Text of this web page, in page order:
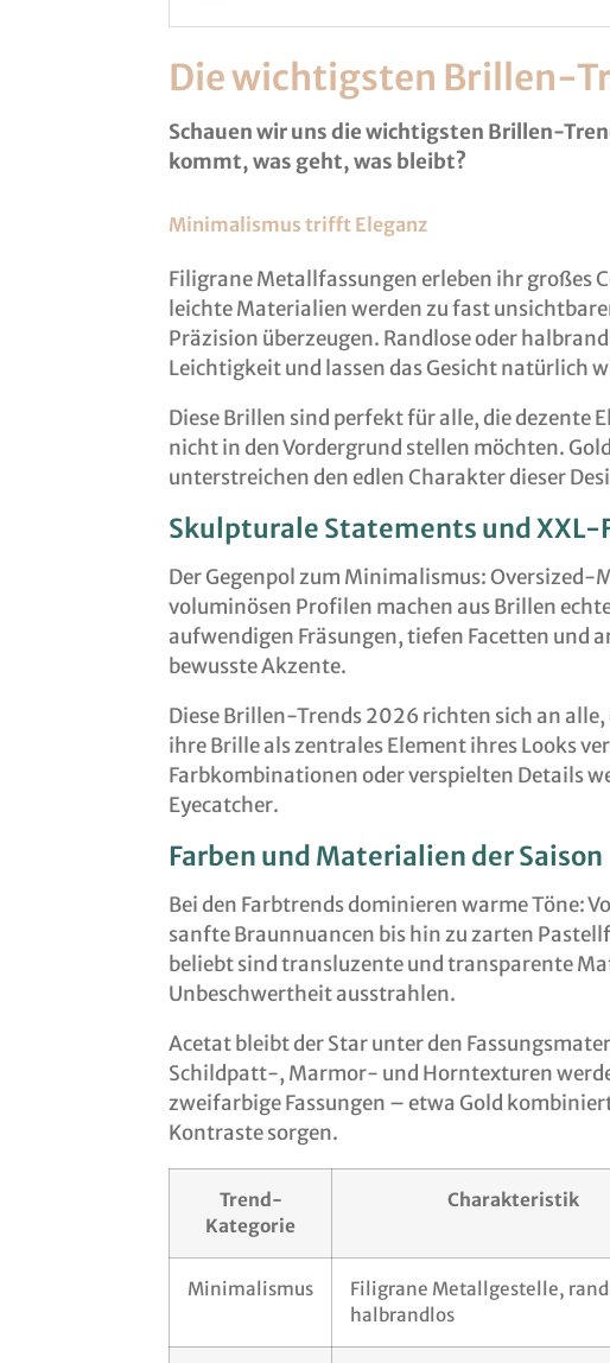
Die wichtigsten Brillen-
Schauen wir uns die wichtigsten Brillen-
kommt, was geht, was bleibt?
Minimalismus trifft Eleganz
Filigrane Metallfassungen erleben ihr großes
leichte Materialien werden zu fast
Präzision überzeugen. Randlose oder
Leichtigkeit und lassen das Gesicht natürlich
Diese Brillen sind perfekt für alle, die dezente
nicht in den Vordergrund stellen möchten.
unterstreichen den edlen Charakter dieser
Skulpturale Statements und XXL-
Der Gegenpol zum Minimalismus:
voluminösen Profilen machen aus Brillen
aufwendigen Fräsungen, tiefen Facetten und
bewusste Akzente.
Diese Brillen-Trends 2026 richten sich an
ihre Brille als zentrales Element ihres Looks
Farbkombinationen oder verspielten Details
Eyecatcher.
Farben und Materialien der Saison
Bei den Farbtrends dominieren warme Töne:
sanfte Braunnuancen bis hin zu zarten
beliebt sind transluzente und transparente
Unbeschwertheit ausstrahlen.
Acetat bleibt der Star unter den
Schildpatt-, Marmor- und Horntexturen
zweifarbige Fassungen – etwa Gold
Kontraste sorgen.
Trend-
Kategorie
Charakteristik
Minimalismus
Filigrane Metallgestelle,
halbrandlos